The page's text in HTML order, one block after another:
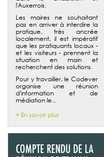
l'Auxerrois.
Les maires ne souhaitant
pas en arriver à interdire la
pratique, très ancrée
localement, il est impératif
que les pratiquants locaux -
et les visiteurs - prennent la
situation en main et
recherchent des solutions.
Pour y travailler, le Codever
organise une réunion
d'information et de
médiation le...
+ En savoir plus
COMPTE RENDU DE LA